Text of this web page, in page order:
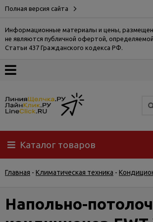
Полная версия сайта
Информационные материалы и цены,
не являются публичной офертой,
Статьи 437 Гражданского кодекса РФ.
О
Доставка
Самовывоз
Гарантия
Каталог товаров
Главная - Климатическая техника -
Напольно-